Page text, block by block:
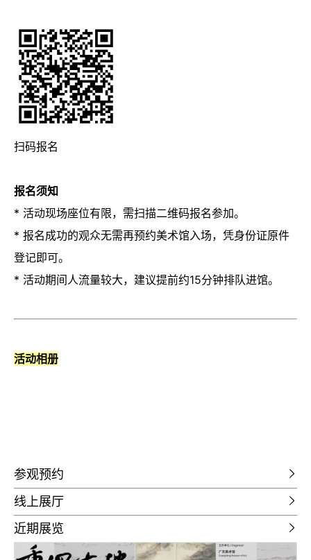
扫码报名
报名须知
* 活动现场座位有限，需扫描二维码报名参加。
* 报名成功的观众无需再预约美术馆入场，凭身份证原件
登记即可。
* 活动期间人流量较大，建议提前约15分钟排队进馆。
活动相册
参观预约
线上展厅
近期展览